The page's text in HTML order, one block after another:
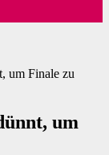
um Finale zu
um